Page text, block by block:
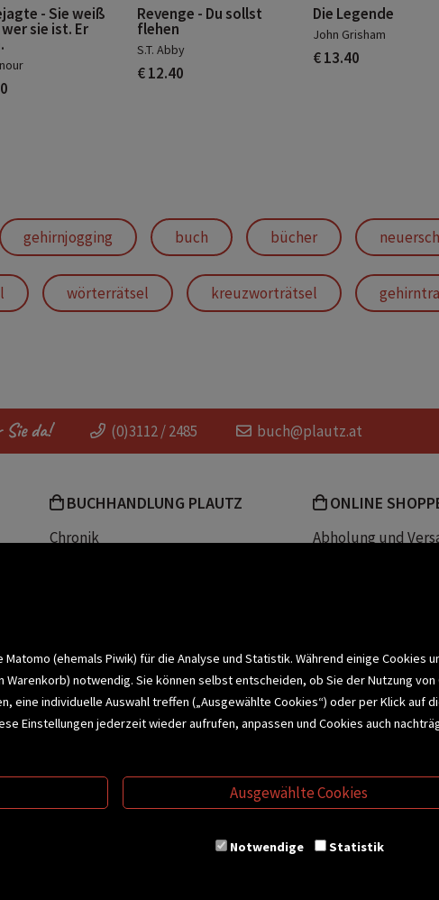
- Sie weiß
sie ist. Er
Revenge - Du sollst
flehen
S.T. Abby
€ 12.40
Die Legende
John Grisham
€ 13.40
gehirnjogging buch bücher
wörterrätsel kreuzworträtsel
da! (0)3112 / 2485 buch@plautz.at
BUCHHANDLUNG PLAUTZ
Chronik
ONLINE
Abholung und
Newsletter abonnieren >
(ehemals Piwik) für die Analyse und Statistik. Während einige
notwendig. Sie können selbst entscheiden, ob Sie der Nutzung
eine individuelle Auswahl treffen („Ausgewählte Cookies“) oder per Klick auf
Einstellungen jederzeit wieder aufrufen, anpassen und Cookies auch
Ausgewählte Cookies
Notwendige Statistik